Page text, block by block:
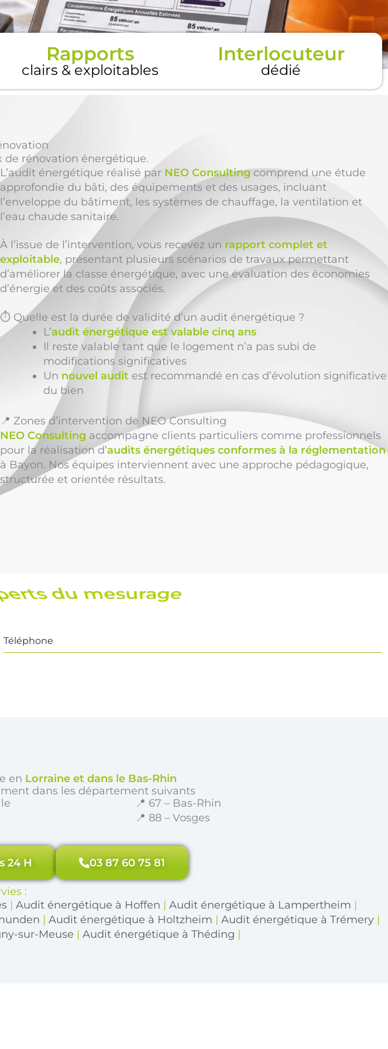
Rapports
clairs & exploitables
Interlocuteur
dédié
rénovation énergétique.
L’audit énergétique réalisé par NEO Consultingcomprend une étude
approfondie du bâti, des équipements et des usages, incluant
l’enveloppe du bâtiment, les systèmes de chauffage, la ventilation et
l’eau chaude sanitaire.
À l’issue de l’intervention, vous recevez un rapport complet et
exploitable, présentant plusieurs scénarios de travaux permettant
d’améliorer la classe énergétique, avec une évaluation des économies
d’énergie et des coûts associés.
⏱️ Quelle est la durée de validité d’un audit énergétique ?
L’audit énergétique est valable cinq ans
Il reste valable tant que le logement n’a pas subi de
modifications significatives
Un nouvel audit est recommandé en cas d’évolution significative
du bien
📍 Zones d’intervention de NEO Consulting
NEO Consulting accompagne clients particuliers comme professionnels
pour la réalisation d’audits énergétiques conformes à la réglementation
à Bayon. Nos équipes interviennent avec une approche pédagogique,
structurée et orientée résultats.
locale et réactive
Téléphone
en Lorraine et dans le Bas-Rhin
dans les département suivants
📍 67 – Bas-Rhin
📍 88 – Vosges
24 H 03 87 60 75 81
:
|Audit énergétique à Hoffen |Audit énergétique à Lampertheim |
|Audit énergétique à Holtzheim |Audit énergétique à Trémery |
sur-Meuse |Audit énergétique à Théding |